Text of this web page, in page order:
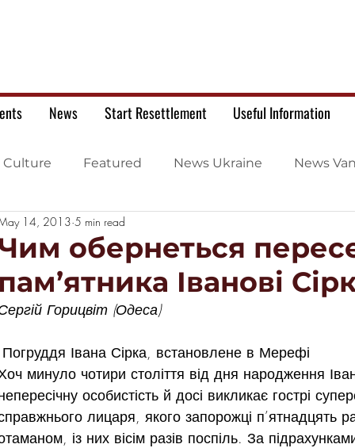
News Start Resettlement Useful Information
Culture Featured News Ukraine News
war letters
обернеться
пам’ятника Іванові
14, 2013 5 min read
Горицвіт (Одеса)
Погруддя Івана Сірка, встановлене в Мерефі
минуло чотири століття від дня народження
особистість й досі викликає гострі
лицаря, якого запорожці п’ятнадцять
із них вісім разів поспіль. За